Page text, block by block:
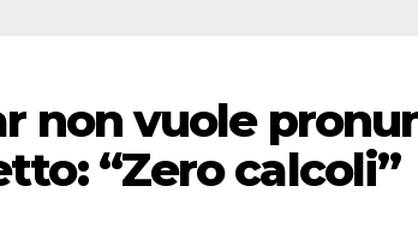
non vuole
“Zero calcoli”